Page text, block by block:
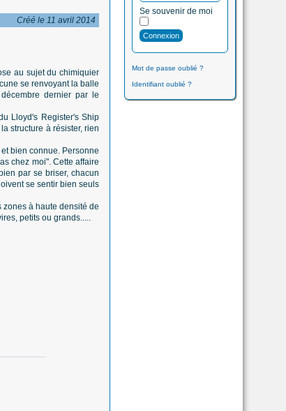
Se souvenir de moi
Mot de passe oublié ?
Identifiant oublié ?
Créé le 11 avril 2014
au sujet du chimiquier
se renvoyant la balle
dernier par le
Lloyd's Register's Ship
structure à résister, rien
bien connue. Personne
chez moi". Cette affaire
par se briser, chacun
se sentir bien seuls
à haute densité de
petits ou grands.....